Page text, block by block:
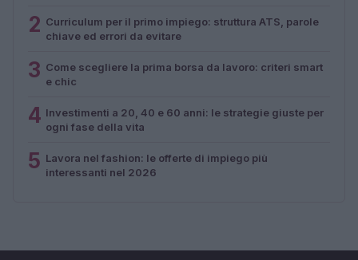
2 Curriculum per il primo impiego: struttura ATS, parole
chiave ed errori da evitare
3 Come scegliere la prima borsa da lavoro: criteri smart
e chic
4 Investimenti a 20, 40 e 60 anni: le strategie giuste per
ogni fase della vita
5 Lavora nel fashion: le offerte di impiego più
interessanti nel 2026